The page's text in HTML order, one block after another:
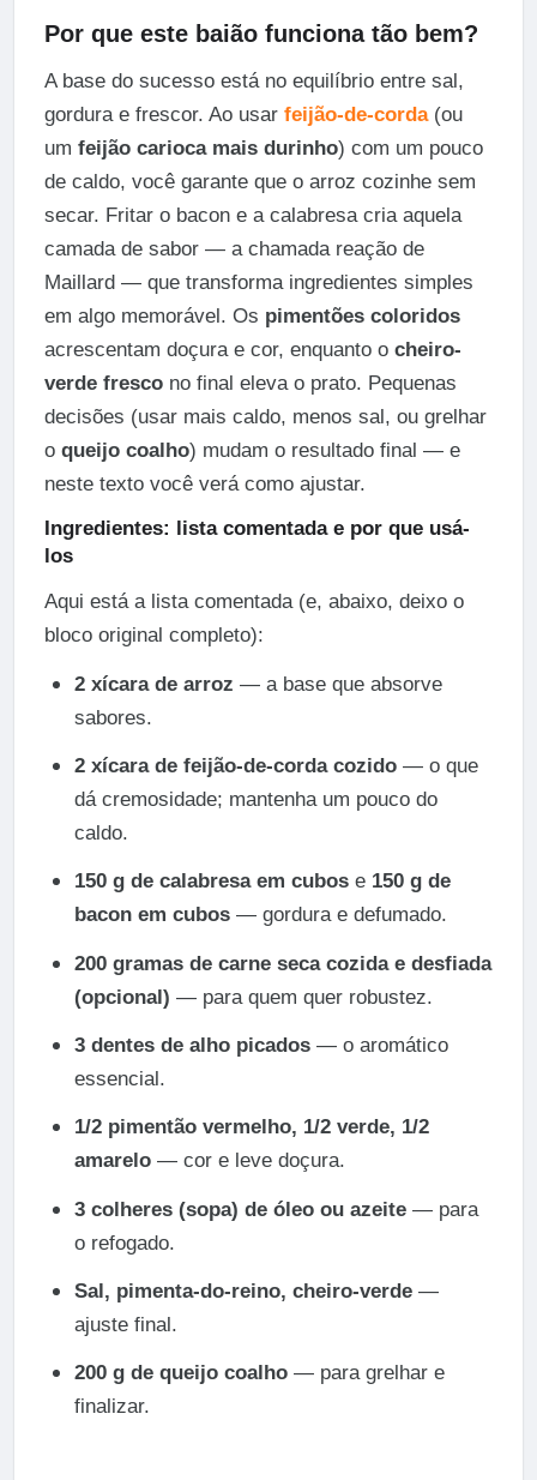
Por que este baião funciona tão bem?
A base do sucesso está no equilíbrio entre sal,
gordura e frescor. Ao usar feijão-de-corda(ou
um feijão carioca mais durinho) com um pouco
de caldo, você garante que o arroz cozinhe sem
secar. Fritar o bacon e a calabresa cria aquela
camada de sabor — a chamada reação de
Maillard — que transforma ingredientes simples
em algo memorável. Os pimentões coloridos
acrescentam doçura e cor, enquanto o cheiro-
verde frescono final eleva o prato. Pequenas
decisões (usar mais caldo, menos sal, ou grelhar
o queijo coalho) mudam o resultado final — e
neste texto você verá como ajustar.
Ingredientes: lista comentada e por que usá-
los
Aqui está a lista comentada (e, abaixo, deixo o
bloco original completo):
2 xícara de arroz — a base que absorve
sabores.
2 xícara de feijão-de-corda cozido— o que
dá cremosidade; mantenha um pouco do
caldo.
150 g de calabresa em cubose 150 g de
bacon em cubos— gordura e defumado.
200 gramas de carne seca cozida e desfiada
(opcional) — para quem quer robustez.
3 dentes de alho picados— o aromático
essencial.
1/2 pimentão vermelho, 1/2 verde, 1/2
amarelo— cor e leve doçura.
3 colheres (sopa) de óleo ou azeite— para
o refogado.
Sal, pimenta-do-reino, cheiro-verde—
ajuste final.
200 g de queijo coalho— para grelhar e
finalizar.